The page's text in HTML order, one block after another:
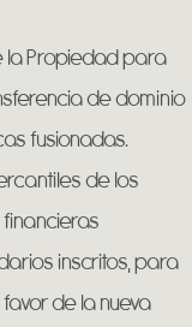
la Propiedad para
de dominio
fusionadas.
de los
inscritos, para
de la nueva